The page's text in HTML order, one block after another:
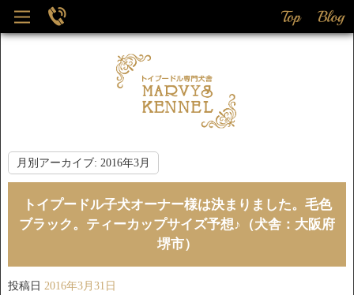
月別アーカイブ: 2016年3月
トイプードル子犬オーナー様は決まりました。毛色
ブラック。ティーカップサイズ予想♪（犬舎：大阪府
堺市）
投稿日 2016年3月31日